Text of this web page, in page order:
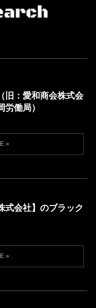
旧：愛和商会株式会
働局）
式会社】のブラック